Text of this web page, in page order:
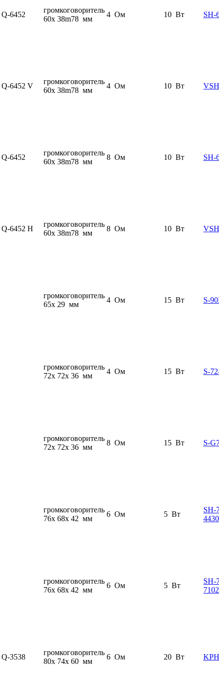
Q-6452
громкоговоритель
60x 38m78 мм
4 Ом 10 Вт SH-
Q-6452 V
громкоговоритель
60x 38m78 мм
4 Ом 10 Вт
Q-6452
громкоговоритель
60x 38m78 мм
8 Ом 10 Вт SH-
Q-6452 H
громкоговоритель
60x 38m78 мм
8 Ом 10 Вт
громкоговоритель
65x 29 мм
4 Ом 15 Вт S-
громкоговоритель
72x 72x 36 мм
4 Ом 15 Вт S-
громкоговоритель
72x 72x 36 мм
8 Ом 15 Вт S-
громкоговоритель
76x 68x 42 мм
6 Ом 5 Вт
SH-
4430
громкоговоритель
76x 68x 42 мм
6 Ом 5 Вт
SH-
7102
Q-3538
громкоговоритель
80x 74x 60 мм
6 Ом 20 Вт